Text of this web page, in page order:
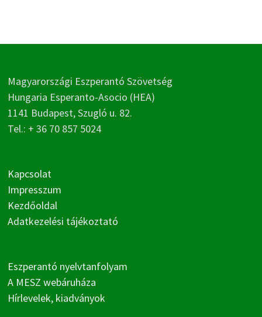
Magyarországi Eszperantó Szövetség
Hungaria Esperanto-Asocio (HEA)
1141 Budapest, Szugló u. 82.
Tel.: + 36 70 857 5024
Kapcsolat
Impresszum
Kezdőoldal
Adatkezelési tájékoztató
Eszperantó nyelvtanfolyam
A MESZ webáruháza
Hírlevelek, kiadványok